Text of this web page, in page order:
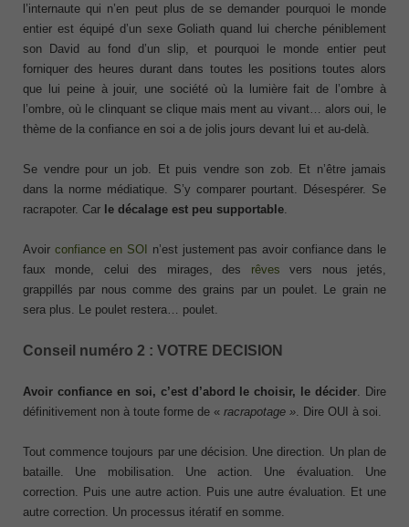
l’internaute qui n’en peut plus de se demander pourquoi le monde
entier est équipé d’un sexe Goliath quand lui cherche péniblement
son David au fond d’un slip, et pourquoi le monde entier peut
forniquer des heures durant dans toutes les positions toutes alors
que lui peine à jouir, une société où la lumière fait de l’ombre à
l’ombre, où le clinquant se clique mais ment au vivant… alors oui, le
thème de la confiance en soi a de jolis jours devant lui et au-delà.
Se vendre pour un job. Et puis vendre son zob. Et n’être jamais
dans la norme médiatique. S’y comparer pourtant. Désespérer. Se
racrapoter. Car le décalage est peu supportable
Avoir confiance en SOI n’est justement pas avoir confiance dans le
faux monde, celui des mirages, des rêves vers nous jetés,
grappillés par nous comme des grains par un poulet. Le grain ne
sera plus. Le poulet restera… poulet.
Conseil numéro 2 : VOTRE DECISION
Avoir confiance en soi, c’est d’abord le choisir, le décider . Dire
définitivement non à toute forme de « racrapotage » . Dire OUI à soi.
Tout commence toujours par une décision. Une direction. Un plan de
bataille. Une mobilisation. Une action. Une évaluation. Une
correction. Puis une autre action. Puis une autre évaluation. Et une
autre correction. Un processus itératif en somme.